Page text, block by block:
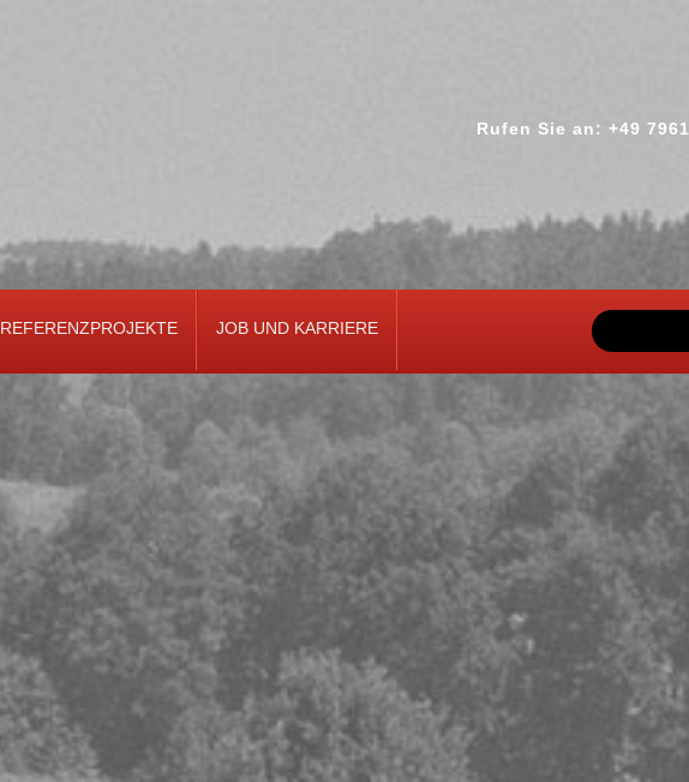
Rufen Sie an: +49
REFERENZPROJEKTE JOB UND KARRIERE
Suchen
...